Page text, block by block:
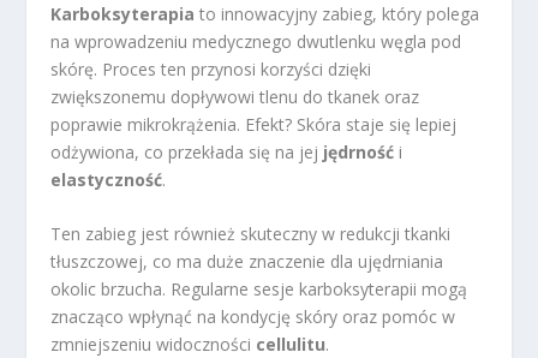
Karboksyterapia to innowacyjny zabieg, który polega
na wprowadzeniu medycznego dwutlenku węgla pod
skórę. Proces ten przynosi korzyści dzięki
zwiększonemu dopływowi tlenu do tkanek oraz
poprawie mikrokrążenia. Efekt? Skóra staje się lepiej
odżywiona, co przekłada się na jej jędrność i
elastyczność.
Ten zabieg jest również skuteczny w redukcji tkanki
tłuszczowej, co ma duże znaczenie dla ujędrniania
okolic brzucha. Regularne sesje karboksyterapii mogą
znacząco wpłynąć na kondycję skóry oraz pomóc w
zmniejszeniu widoczności cellulitu.